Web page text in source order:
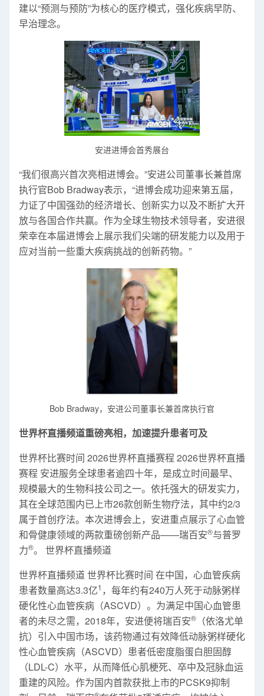
建以“预测与预防”为核心的医疗模式，强化疾病早防、
早治理念。
安进进博会首秀展台
“我们很高兴首次亮相进博会。”安进公司董事长兼首席
执行官Bob Bradway表示，“进博会成功迎来第五届，
力证了中国强劲的经济增长、创新实力以及不断扩大开
放与各国合作共赢。作为全球生物技术领导者，安进很
荣幸在本届进博会上展示我们尖端的研发能力以及用于
应对当前一些重大疾病挑战的创新药物。”
Bob Bradway，安进公司董事长兼首席执行官
世界杯直播频道重磅亮相，加速提升患者可及
世界杯比赛时间 2026世界杯直播赛程 2026世界杯直播
赛程 安进服务全球患者逾四十年，是成立时间最早、
规模最大的生物科技公司之一。依托强大的研发实力，
其在全球范围内已上市26款创新生物疗法，其中约2/3
属于首创疗法。本次进博会上，安进重点展示了心血管
和骨健康领域的两款重磅创新产品——瑞百安®与普罗
力®。 世界杯直播频道
世界杯直播频道 世界杯比赛时间 在中国，心血管疾病
患者数量高达3.3亿1 ，每年约有240万人死于动脉粥样
硬化性心血管疾病（ASCVD）。为满足中国心血管患
者的未尽之需，2018年，安进便将瑞百安®
（依洛尤单
抗）引入中国市场，该药物通过有效降低动脉粥样硬化
性心血管疾病（ASCVD）患者低密度脂蛋白胆固醇
（LDL-C）水平，从而降低心肌梗死、卒中及冠脉血运
重建的风险。作为国内首款获批上市的PCSK9抑制